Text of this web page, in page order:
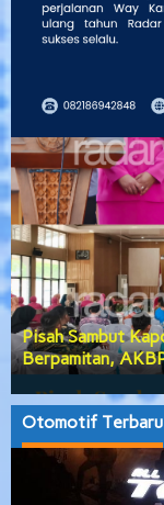
Pisah Sambut
Berpamitan,
Otomotif Terbaru